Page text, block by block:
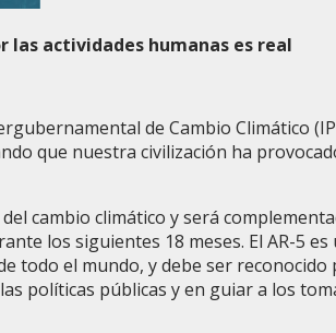
las actividades humanas es real
de Cambio Climático
que nuestra civilización ha
cambio climático y será
los siguientes 18 meses. El AR-5 es
todo el mundo, y debe ser reconocido
políticas públicas y en guiar a los